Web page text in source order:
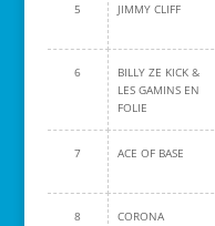
5 JIMMY CLIFF
6
BILLY ZE KICK &
LES GAMINS EN
FOLIE
7 ACE OF BASE
8 CORONA